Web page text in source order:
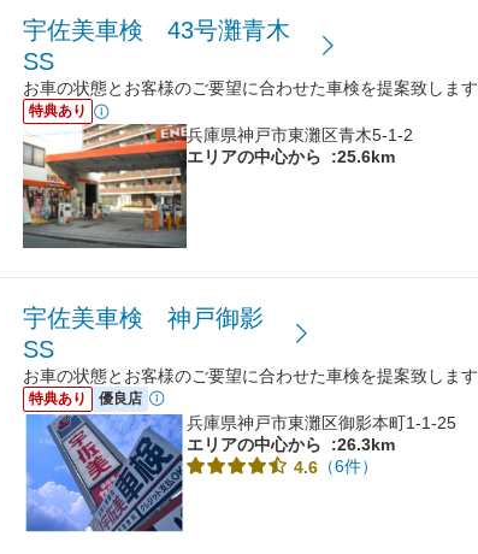
宇佐美車検 43号灘青木
SS
お車の状態とお客様のご要望に合わせた車検を提案致します
特典あり
兵庫県神戸市東灘区青木5-1-2
エリアの中心から
:25.6km
宇佐美車検 神戸御影
SS
お車の状態とお客様のご要望に合わせた車検を提案致します
特典あり 優良店
兵庫県神戸市東灘区御影本町1-1-25
エリアの中心から
:26.3km
4.6 （6件）